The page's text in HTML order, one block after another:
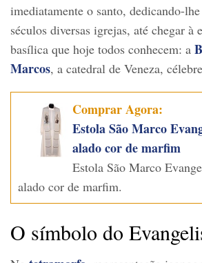
imediatamente o santo, dedicando-
séculos diversas igrejas, até chegar à
basílica que hoje todos conhecem: a
Marcos, a catedral de Veneza,
Comprar Agora:
Estola São Marco
alado cor de marfim
Estola São Marco
alado cor de marfim.
O símbolo do